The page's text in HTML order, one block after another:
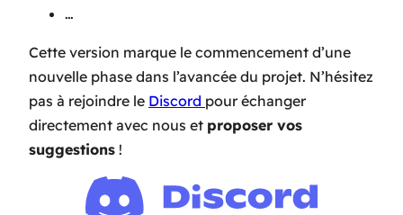
…
Cette version marque le commencement d’une
nouvelle phase dans l’avancée du projet. N’hésitez
pas à rejoindre le Discord pour échanger
directement avec nous et proposer vos
suggestions !